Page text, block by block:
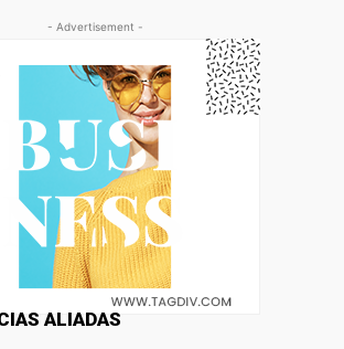
- Advertisement -
ALIADAS